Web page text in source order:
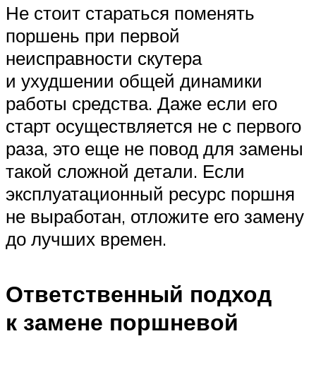
Не стоит стараться поменять
поршень при первой
неисправности скутера
и ухудшении общей динамики
работы средства. Даже если его
старт осуществляется не с первого
раза, это еще не повод для замены
такой сложной детали. Если
эксплуатационный ресурс поршня
не выработан, отложите его замену
до лучших времен.
Ответственный подход
к замене поршневой